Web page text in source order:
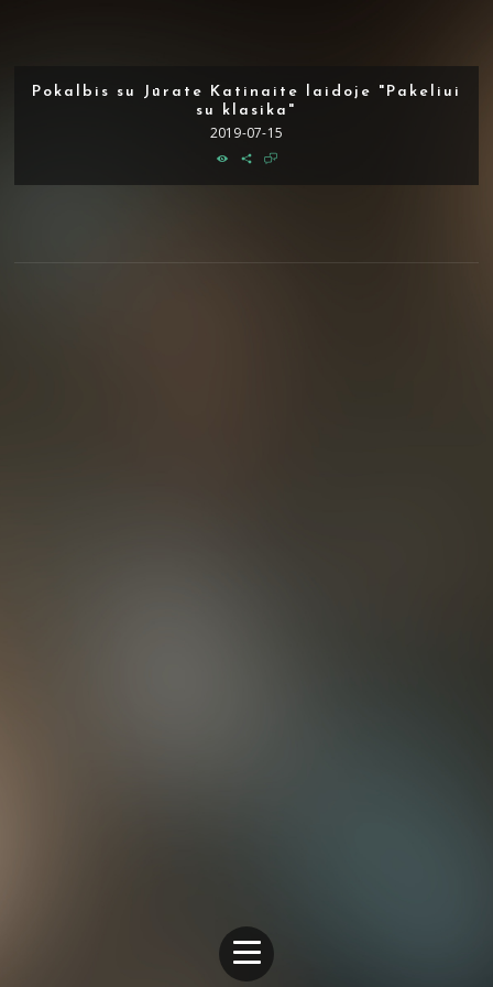
Pokalbis su Jūrate Katinaite laidoje "Pakeliui
su klasika"
2019-07-15